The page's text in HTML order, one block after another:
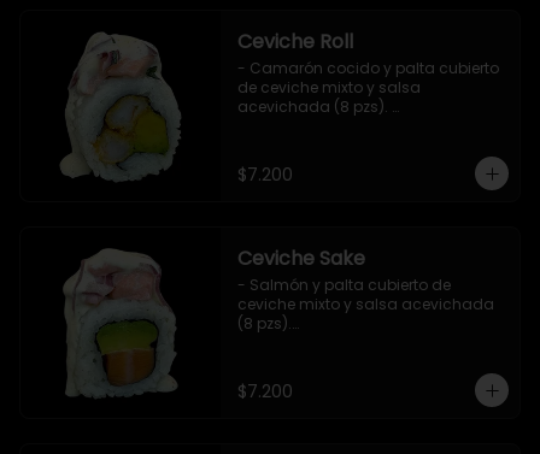
Ceviche Roll
- Camarón cocido y palta cubierto
de ceviche mixto y salsa
acevichada (8 pzs).
$7.200
Ceviche Sake
- Salmón y palta cubierto de
ceviche mixto y salsa acevichada
(8 pzs).
$7.200